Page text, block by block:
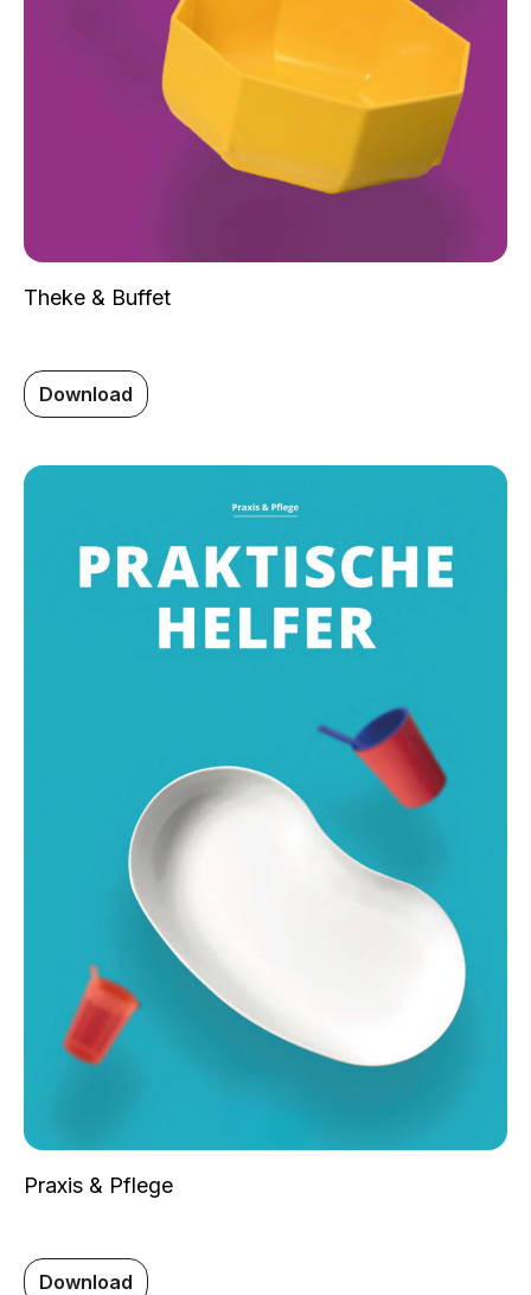
Theke & Buffet
Download
Praxis & Pflege
Download